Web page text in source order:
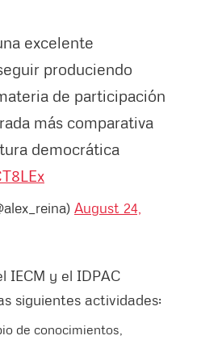
excelente
produciendo
de participación
más comparativa
democrática
August 24,
IECM y el IDPAC
siguientes actividades:
de conocimientos,